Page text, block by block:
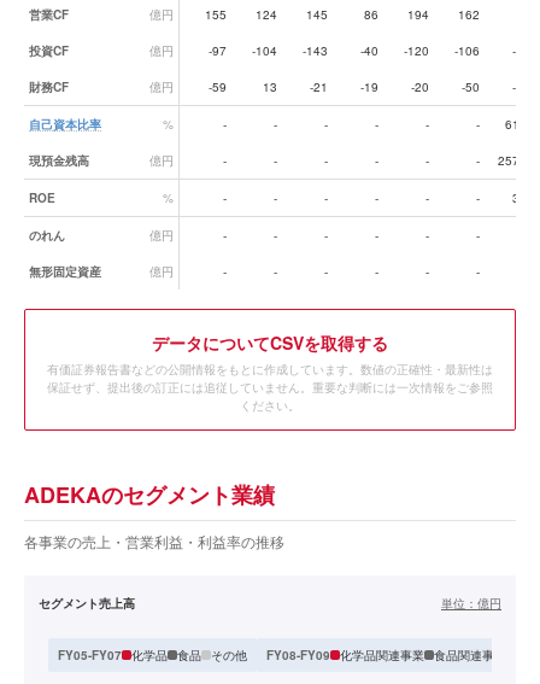
営業CF 億円 155 124 145 86 194 162
投資CF 億円 -97 -104 -143 -40 -120 -106 -44
財務CF 億円 -59 13 -21 -19 -20 -50 -10
自己資本比率 % - - - - - - 61.0
現預金残高 億円 - - - - - - 257.6
ROE % - - - - - - 3.0
のれん 億円 - - - - - -
無形固定資産 億円 - - - - - -
データについてCSVを取得する
有価証券報告書などの公開情報をもとに作成しています。数値の正確性・最新性は
保証せず、提出後の訂正には追従していません。重要な判断には一次情報をご参照
ください。
ADEKAのセグメント業績
各事業の売上・営業利益・利益率の推移
セグメント売上高 単位： 億円
FY05-FY07 化学品 食品 その他 FY08-FY09 化学品関連事業 食品関連事業